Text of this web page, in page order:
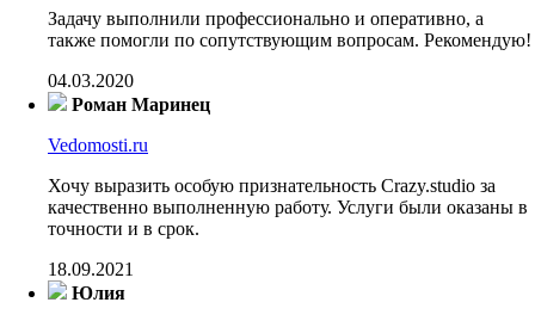
Задачу выполнили профессионально и оперативно, а
также помогли по сопутствующим вопросам. Рекомендую!
04.03.2020
Роман Маринец
Vedomosti.ru
Хочу выразить особую признательность Crazy.studio за
качественно выполненную работу. Услуги были оказаны в
точности и в срок.
18.09.2021
Юлия